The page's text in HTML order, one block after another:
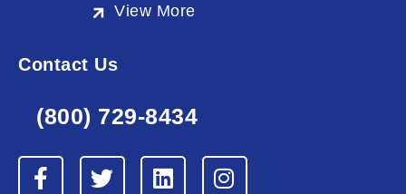
View More
Contact Us
(800) 729-8434
F
a
T
w
L
i
I
n